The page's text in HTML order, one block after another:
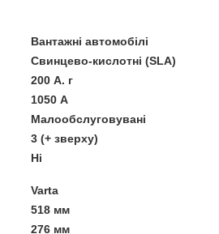
Вантажні автомобілі
Свинцево-кислотні (SLA)
200 А. г
1050 А
Малообслуговувані
3 (+ зверху)
Ні
Varta
518 мм
276 мм